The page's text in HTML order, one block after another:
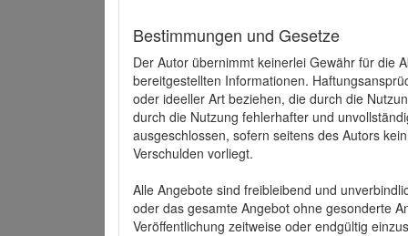
Bestimmungen und Gesetze
Der Autor übernimmt keinerlei Gewähr für die
bereitgestellten Informationen.
oder ideeller Art beziehen, die durch die
durch die Nutzung fehlerhafter und
ausgeschlossen, sofern seitens des Autors
Verschulden vorliegt.
Alle Angebote sind freibleibend und
oder das gesamte Angebot ohne gesonderte
Veröffentlichung zeitweise oder endgültig